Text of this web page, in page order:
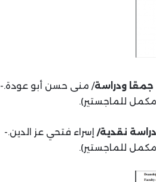
ودراسة/ منى حسن أبو عودة.-
نقدية/ إسراء فتحي عز الدين.-